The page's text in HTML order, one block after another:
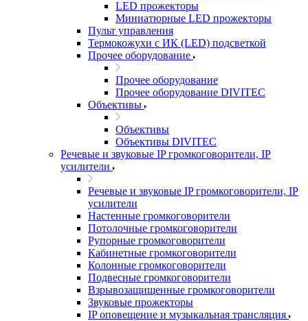
LED прожекторы
Миниатюрные LED прожекторы
Пульт управления
Термокожухи с ИК (LED) подсветкой
Прочее оборудование
Прочее оборудование
Прочее оборудование DIVITEC
Объективы
Объективы
Объективы DIVITEC
Речевые и звуковые IP громкоговорители, IP
усилители
Речевые и звуковые IP громкоговорители, IP
усилители
Настенные громкоговорители
Потолочные громкоговорители
Рупорные громкоговорители
Кабинетные громкоговорители
Колонные громкоговорители
Подвесные громкоговорители
Взрывозащищенные громкоговорители
Звуковые прожекторы
IP оповещение и музыкальная трансляция